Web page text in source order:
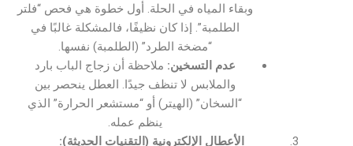
وبقاء المياه في الحلة. أول خطوة هي فحص “فلتر
الطلمبة”. إذا كان نظيفًا، فالمشكلة غالبًا في
“مضخة الطرد” (الطلمبة) نفسها.
عدم التسخين: ملاحظة أن زجاج الباب بارد
والملابس لا تنظف جيدًا. العطل ينحصر بين
“السخان” (الهيتر) أو “مستشعر الحرارة” الذي
ينظم عمله.
الأعطال الإلكترونية (التقنيات الحديثة):